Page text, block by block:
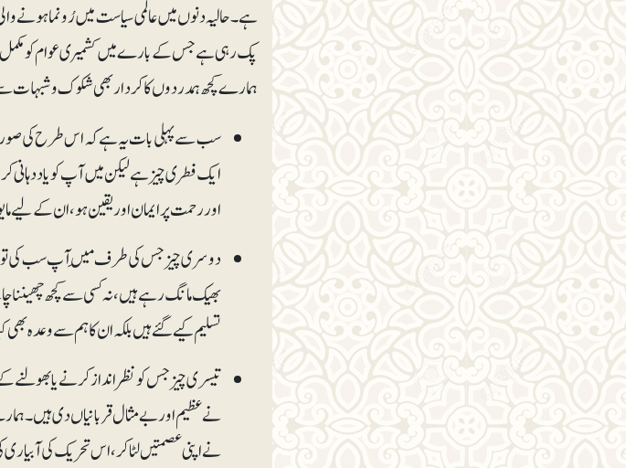
ہے۔ حالیہ دنوں میں عالمی سیاست میں رُونما ہونے
پک رہی ہے جس کے بارے میں کشمیری عوام کو مکمل
ہمارے کچھ ہمدردوں کا کردار بھی شکوک و شبہات
سب سے پہلی بات یہ ہے کہ اس طرح کی صورتِ
ایک فطری چیز ہے لیکن میں آپ کو یاددہانی
اور رحمت پر ایمان اور یقین ہو، ان کے لیے
دوسری چیز جس کی طرف مَیں آپ سب کی توجہ
بھیک مانگ رہے ہیں، نہ کسی سے کچھ چھیننا
تسلیم کیے گئے ہیں بلکہ ان کا ہم سے وعدہ بھی
تیسری چیز جس کو نظرانداز کرنے یا بھولنے
نے عظیم اور بے مثال قربانیاں دی ہیں۔
نے اپنی عصمتیں لٹا کر، اس تحریک کی